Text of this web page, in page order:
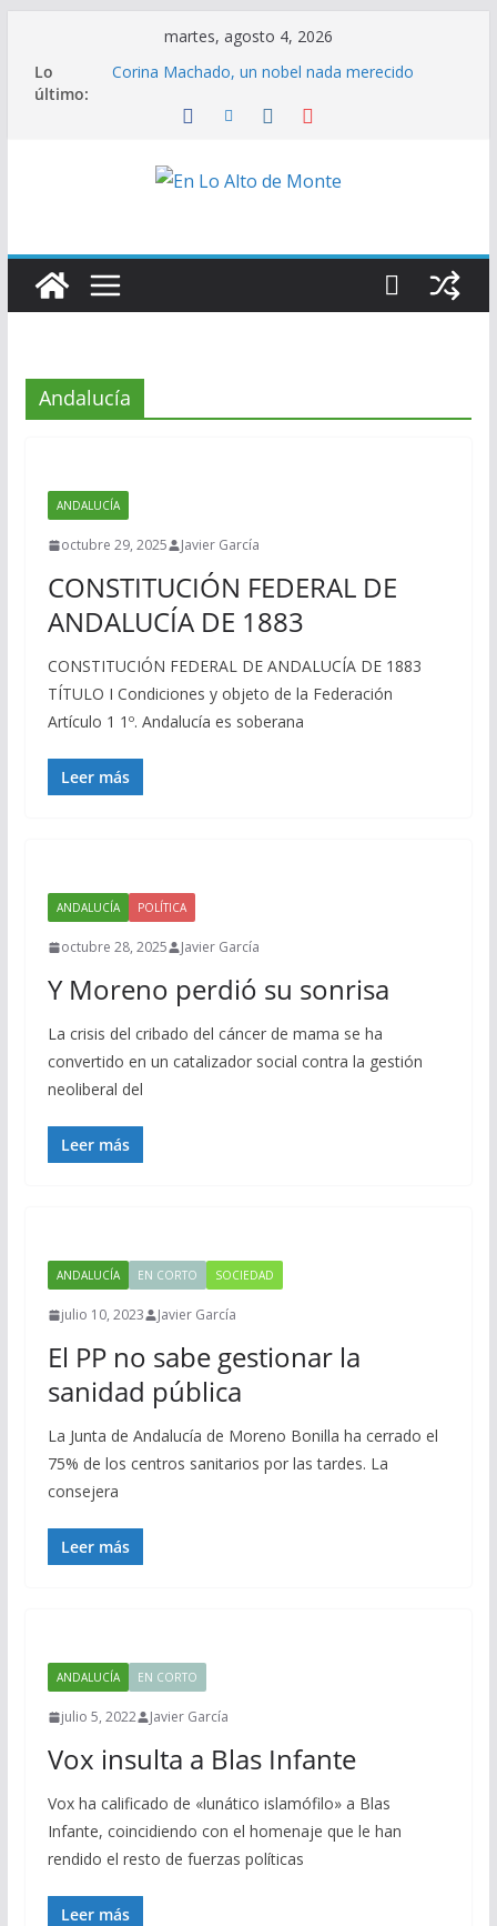
contenido
martes, agosto 4, 2026
Lo
último:
Corina Machado, un nobel nada merecido
Así fue la operación Resolución Absoluta
Y Moreno perdió su sonrisa
Andalucía
ANDALUCÍA
octubre 29, 2025 Javier García
CONSTITUCIÓN FEDERAL DE
ANDALUCÍA DE 1883
CONSTITUCIÓN FEDERAL DE ANDALUCÍA DE 1883
TÍTULO I Condiciones y objeto de la Federación
Artículo 1 1º. Andalucía es soberana
Leer más
ANDALUCÍA POLÍTICA
octubre 28, 2025 Javier García
Y Moreno perdió su sonrisa
La crisis del cribado del cáncer de mama se ha
convertido en un catalizador social contra la gestión
neoliberal del
Leer más
ANDALUCÍA EN CORTO SOCIEDAD
julio 10, 2023 Javier García
El PP no sabe gestionar la
sanidad pública
La Junta de Andalucía de Moreno Bonilla ha cerrado el
75% de los centros sanitarios por las tardes. La
consejera
Leer más
ANDALUCÍA EN CORTO
julio 5, 2022 Javier García
Vox insulta a Blas Infante
Vox ha calificado de «lunático islamófilo» a Blas
Infante, coincidiendo con el homenaje que le han
rendido el resto de fuerzas políticas
Leer más